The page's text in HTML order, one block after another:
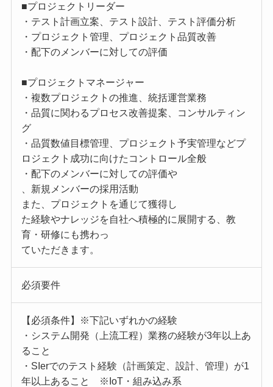
■プロジェクトリーダー
・テスト計画立案、テスト設計、テスト評価分析
・プロジェクト管理、プロジェクト品質改善
・配下のメンバーに対しての評価
■プロジェクトマネージャー
・複数プロジェクトの推進、統括運営業務
・品質に関わるプロセス改善提案、コンサルティン
グ
・品質数値目標管理、プロジェクト予実管理などプ
ロジェクト成功に向けたコントロール全般
・配下のメンバーに対しての評価や
、新規メンバーの採用活動
また、プロジェクトを通じて獲得し
た経験やナレッジを自社へ積極的に展開する、教
育・研修にも携わっ
ていただきます。
必須要件
【必須条件】※下記いずれかの経験
・システム開発（上流工程）業務の経験が3年以上あ
ること
・SIerでのテスト経験（計画策定、設計、管理）が1
年以上あること ※IoT・組み込み系